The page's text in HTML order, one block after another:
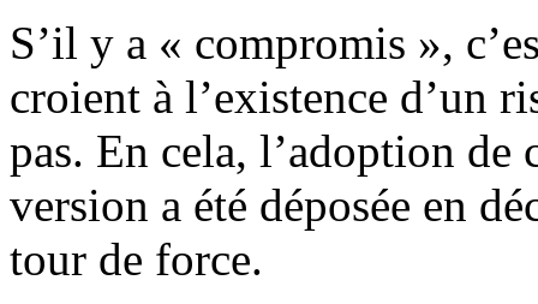
S’il y a « compromis »,
croient à l’existence d’un
pas. En cela, l’adoption de
version a été déposée en
tour de force.